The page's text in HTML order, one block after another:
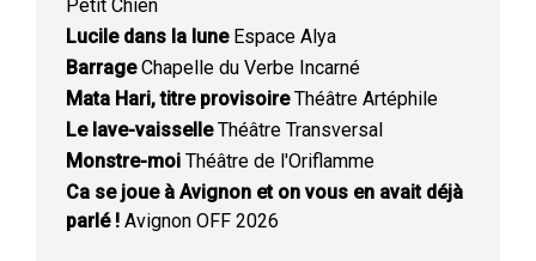
Petit Chien
Lucile dans la luneEspace Alya
BarrageChapelle du Verbe Incarné
Mata Hari, titre provisoireThéâtre Artéphile
Le lave-vaisselleThéâtre Transversal
Monstre-moi Théâtre de l'Oriflamme
Ca se joue à Avignon et on vous en avait déjà
parlé ! Avignon OFF 2026